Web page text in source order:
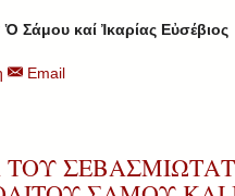
Ὁ Σάμου καί Ἰκαρίας Εὐσέβιος
Email